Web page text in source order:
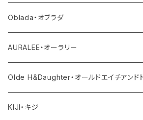
その他パンツ
その他
帽子
シューズ
サロペット・オールインワン
その他
アウター
トップス
トップス
ボトム
ワンピース・オールインワン
Oblada・オブラダ
アウター
トップス
ボトム
AURALEE・オーラリー
アウター
トップス
Olde H&Daughter・オールドエイチアンド
アウター
KIJI・キジ